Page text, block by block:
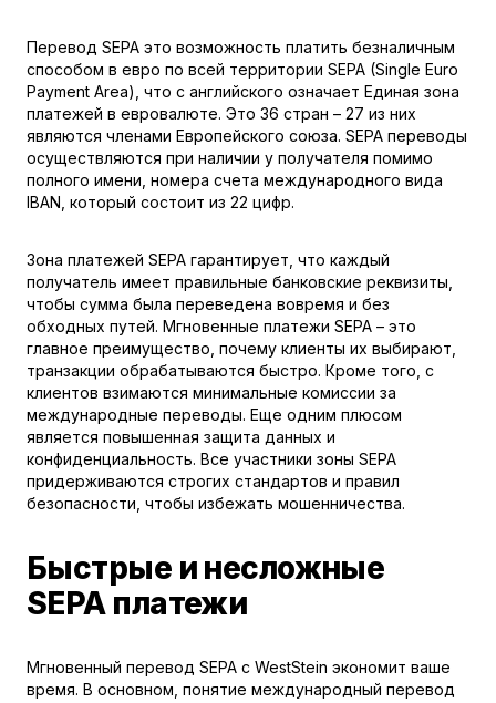
Перевод SEPA это возможность платить безналичным
способом в евро по всей территории SEPA (Single Euro
Payment Area), что с английского означает Единая зона
платежей в евровалюте. Это 36 стран – 27 из них
являются членами Европейского союза. SEPA переводы
осуществляются при наличии у получателя помимо
полного имени, номера счета международного вида
IBAN, который состоит из 22 цифр.
Зона платежей SEPA гарантирует, что каждый
получатель имеет правильные банковские реквизиты,
чтобы сумма была переведена вовремя и без
обходных путей. Мгновенные платежи SEPA – это
главное преимущество, почему клиенты их выбирают,
транзакции обрабатываются быстро. Кроме того, с
клиентов взимаются минимальные комиссии за
международные переводы. Еще одним плюсом
является повышенная защита данных и
конфиденциальность. Все участники зоны SEPA
придерживаются строгих стандартов и правил
безопасности, чтобы избежать мошенничества.
Быстрые и несложные
SEPA платежи
Мгновенный перевод SEPA с WestStein экономит ваше
время. В основном, понятие международный перевод